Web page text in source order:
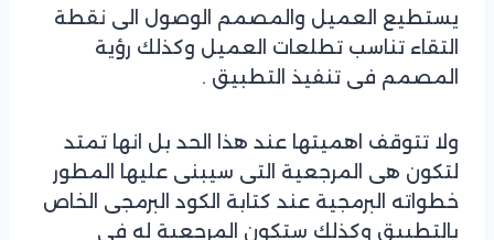
يستطيع العميل والمصمم الوصول الى نقطة
التقاء تناسب تطلعات العميل وكذلك رؤية
المصمم فى تنفيذ التطبيق .
ولا تتوقف اهميتها عند هذا الحد بل انها تمتد
لتكون هى المرجعية التى سيبنى عليها المطور
خطواته البرمجية عند كتابة الكود البرمجى الخاص
بالتطبيق وكذلك ستكون المرجعية له فى